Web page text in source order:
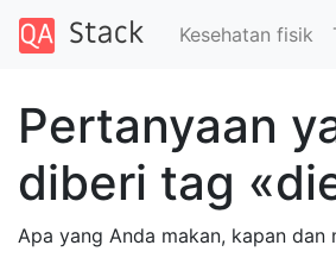
Kesehatan fisik
Pertanyaan
diberi tag
Apa yang Anda makan, kapan dan